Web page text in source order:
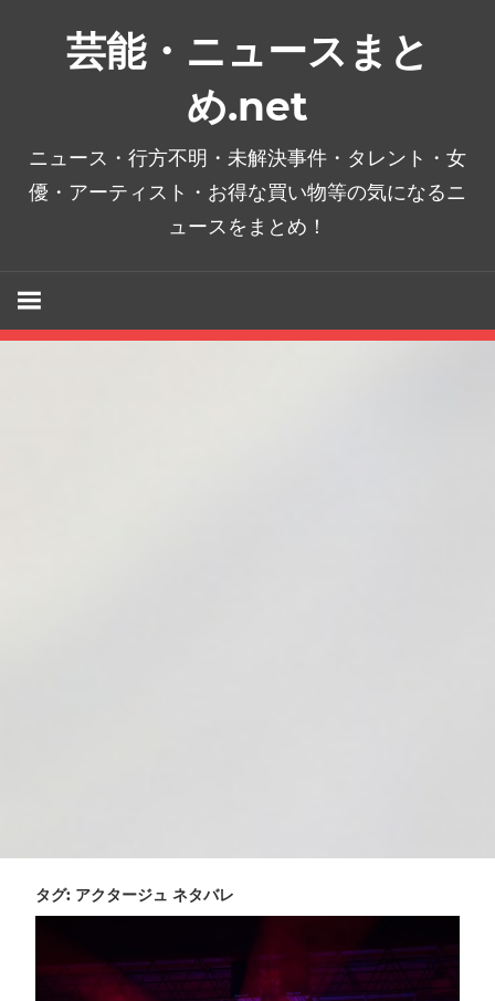
芸能・ニュースまと
め.net
ニュース・行方不明・未解決事件・タレント・女
優・アーティスト・お得な買い物等の気になるニ
ュースをまとめ！
タグ: アクタージュ ネタバレ